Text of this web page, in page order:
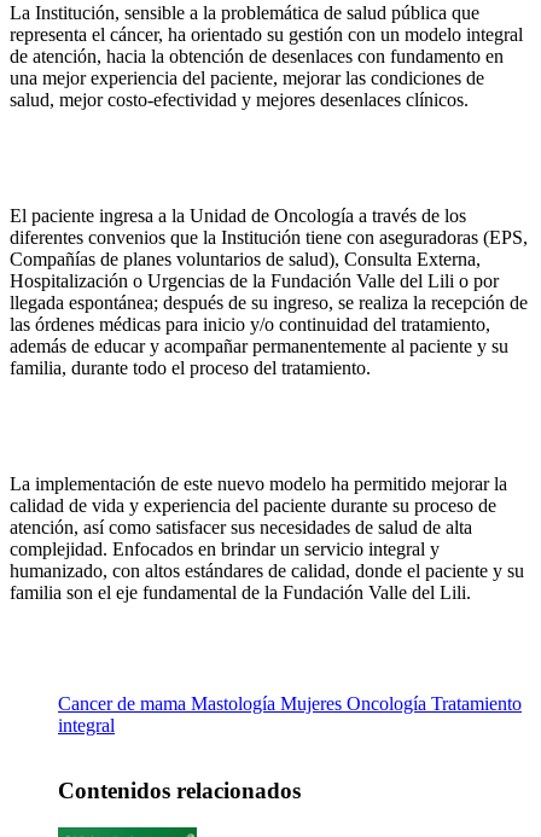
La Institución, sensible a la problemática de salud pública que
representa el cáncer, ha orientado su gestión con un modelo integral
de atención, hacia la obtención de desenlaces con fundamento en
una mejor experiencia del paciente, mejorar las condiciones de
salud, mejor costo-efectividad y mejores desenlaces clínicos.
El paciente ingresa a la Unidad de Oncología a través de los
diferentes convenios que la Institución tiene con aseguradoras (EPS,
Compañías de planes voluntarios de salud), Consulta Externa,
Hospitalización o Urgencias de la Fundación Valle del Lili o por
llegada espontánea; después de su ingreso, se realiza la recepción de
las órdenes médicas para inicio y/o continuidad del tratamiento,
además de educar y acompañar permanentemente al paciente y su
familia, durante todo el proceso del tratamiento.
La implementación de este nuevo modelo ha permitido mejorar la
calidad de vida y experiencia del paciente durante su proceso de
atención, así como satisfacer sus necesidades de salud de alta
complejidad. Enfocados en brindar un servicio integral y
humanizado, con altos estándares de calidad, donde el paciente y su
familia son el eje fundamental de la Fundación Valle del Lili.
Cancer de mama Mastología Mujeres Oncología Tratamiento
integral
Contenidos relacionados